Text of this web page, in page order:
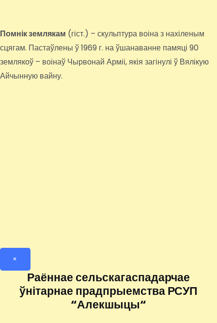
Помнік землякам (гіст.) – скульптура воіна з нахіленым
сцягам. Пастаўлены ў 1969 г. на ўшанаванне памяці 90
землякоў – воінаў Чырвонай Арміі, якія загінулі ў Вялікую
Айчынную вайну.
×
Раённае сельскагаспадарчае
ўнітарнае прадпрыемства РСУП
“Алекшыцы“